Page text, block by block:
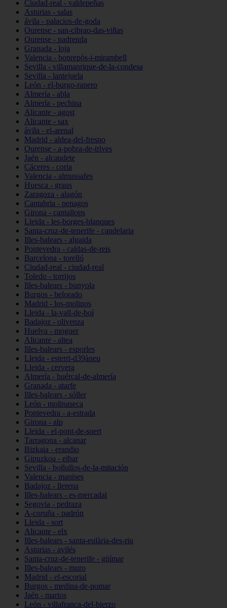
Ciudad-real - valdepeñas
Asturias - salas
ávila - palacios-de-goda
Ourense - san-cibrao-das-viñas
Ourense - padrenda
Granada - loja
Valencia - bonrepòs-i-mirambell
Sevilla - villamanrique-de-la-condesa
Sevilla - lantejuela
León - el-burgo-ranero
Almería - abla
Almería - pechina
Alicante - agost
Alicante - sax
ávila - el-arenal
Madrid - aldea-del-fresno
Ourense - a-pobra-de-trives
Jaén - alcaudete
Cáceres - coria
Valencia - almussafes
Huesca - graus
Zaragoza - alagón
Cantabria - penagos
Girona - cantallops
Lleida - les-borges-blanques
Santa-cruz-de-tenerife - candelaria
Illes-balears - algaida
Pontevedra - caldas-de-reis
Barcelona - torelló
Ciudad-real - ciudad-real
Toledo - torrijos
Illes-balears - bunyola
Burgos - belorado
Madrid - los-molinos
Lleida - la-vall-de-boí
Badajoz - olivenza
Huelva - moguer
Alicante - altea
Illes-balears - esporles
Lleida - esterri-d39àneu
Lleida - cervera
Almería - huércal-de-almería
Granada - atarfe
Illes-balears - sóller
León - molinaseca
Pontevedra - a-estrada
Girona - alp
Lleida - el-pont-de-suert
Tarragona - alcanar
Bizkaia - erandio
Gipuzkoa - eibar
Sevilla - bollullos-de-la-mitación
Valencia - manises
Badajoz - llerena
Illes-balears - es-mercadal
Segovia - pedraza
A-coruña - padrón
Lleida - sort
Alicante - elx
Illes-balears - santa-eulària-des-riu
Asturias - avilés
Santa-cruz-de-tenerife - güímar
Illes-balears - muro
Madrid - el-escorial
Burgos - medina-de-pomar
Jaén - martos
León - villafranca-del-bierzo